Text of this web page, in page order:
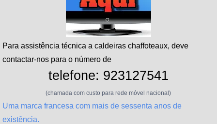
Para assistência técnica a caldeiras chaffoteaux, deve
contactar-nos para o número de
telefone: 923127541
(chamada com custo para rede móvel nacional)
Uma marca francesa com mais de sessenta anos de
existência.